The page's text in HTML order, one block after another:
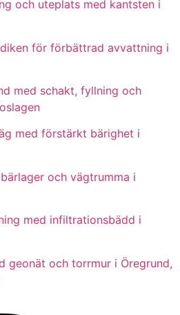
och uteplats med kantsten i
för förbättrad avvattning i
med schakt, fyllning och
med förstärkt bärighet i
och vägtrumma i
med infiltrationsbädd i
geonät och torrmur i Öregrund,